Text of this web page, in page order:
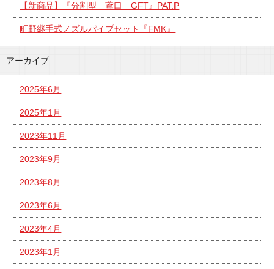
【新商品】『分割型 鳶口 GFT』PAT.P
町野継手式ノズルパイプセット『FMK』
アーカイブ
2025年6月
2025年1月
2023年11月
2023年9月
2023年8月
2023年6月
2023年4月
2023年1月